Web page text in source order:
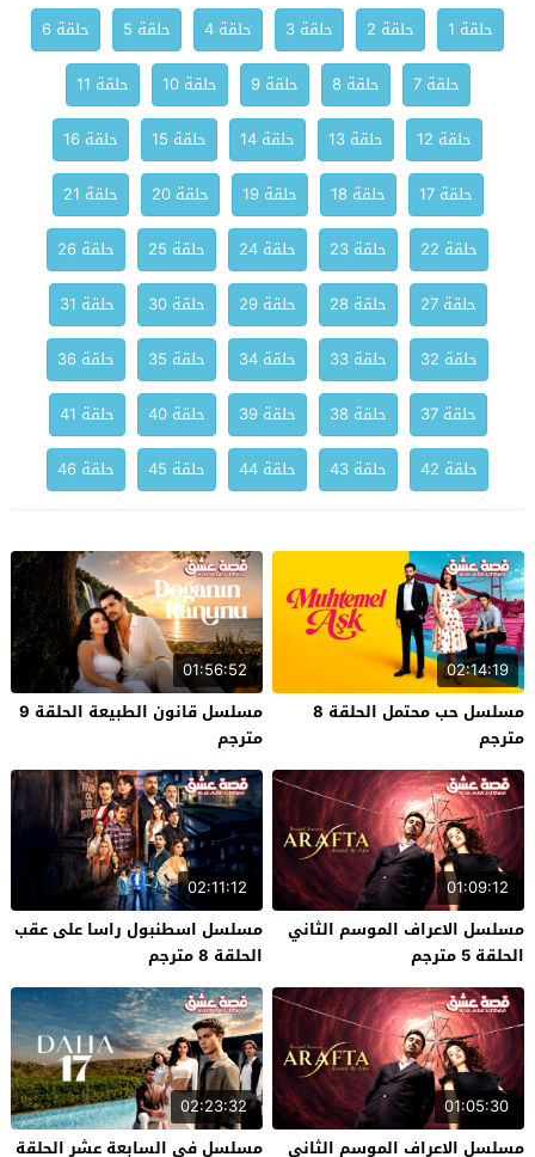
حلقة 1 حلقة 2 حلقة 3 حلقة 4 حلقة 5
حلقة 6
حلقة 7
حلقة 8 حلقة 9 حلقة 10
حلقة 11
حلقة 12
حلقة 13 حلقة 14 حلقة 15
حلقة 16
حلقة 17
حلقة 18 حلقة 19 حلقة 20
حلقة 21
حلقة 22
حلقة 23 حلقة 24 حلقة 25
حلقة 26
حلقة 27
حلقة 28 حلقة 29 حلقة 30
حلقة 31
حلقة 32
حلقة 33 حلقة 34 حلقة 35
حلقة 36
حلقة 37
حلقة 38 حلقة 39 حلقة 40
حلقة 41
حلقة 42
حلقة 43 حلقة 44 حلقة 45 حلقة 46
02:14:19
مسلسل حب محتمل الحلقة 8
مترجم
01:56:52
مسلسل قانون الطبيعة الحلقة 9
مترجم
01:09:12
مسلسل الاعراف الموسم الثاني
الحلقة 5 مترجم
02:11:12
مسلسل اسطنبول راسا على عقب
الحلقة 8 مترجم
01:05:30
مسلسل الاعراف الموسم الثاني
02:23:32
مسلسل في السابعة عشر الحلقة